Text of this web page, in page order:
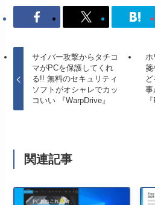
サイバー攻撃からタチコ
マがPCを保護してくれ
る!! 無料のセキュリティ
ソフトがオシャレでカッ
コいい 『WarpDrive』
ホ
箋
事
関連記事